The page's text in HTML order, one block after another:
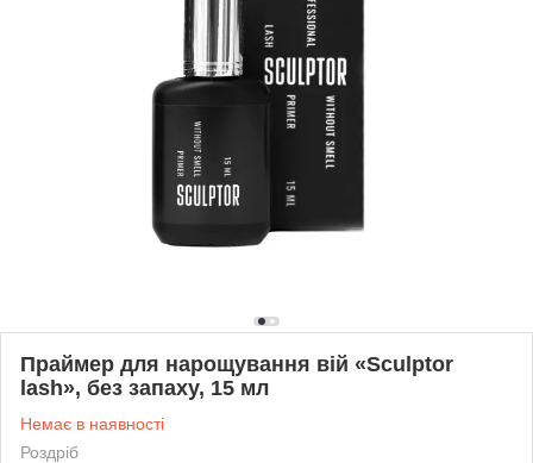
Праймер для нарощування вій «Sculptor
lash», без запаху, 15 мл
Немає в наявності
Роздріб